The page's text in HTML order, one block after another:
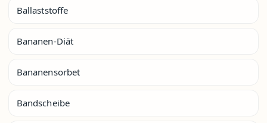
Ballaststoffe
Bananen-Diät
Bananensorbet
Bandscheibe